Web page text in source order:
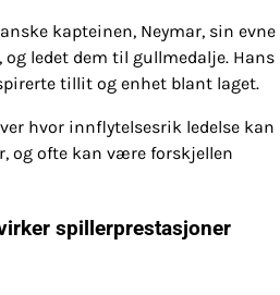
kapteinen, Neymar, sin evne
ledet dem til gullmedalje. Hans
tillit og enhet blant laget.
hvor innflytelsesrik ledelse kan
og ofte kan være forskjellen
spillerprestasjoner